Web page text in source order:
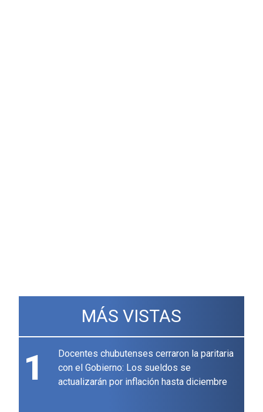
MÁS VISTAS
1
Docentes chubutenses cerraron la paritaria
con el Gobierno: Los sueldos se
actualizarán por inflación hasta diciembre